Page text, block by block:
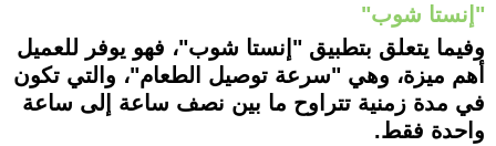
"إنستا شوب"
وفيما يتعلق بتطبيق "إنستا شوب"، فهو يوفر للعميل
أهم ميزة، وهي "سرعة توصيل الطعام"، والتي تكون
في مدة زمنية تتراوح ما بين نصف ساعة إلى ساعة
واحدة فقط.